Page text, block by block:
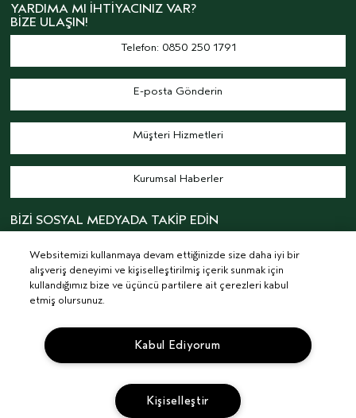
YARDIMA MI İHTIYACINIZ VAR?
BIZE ULAŞIN!
Telefon: 0850 250 1791
E-posta Gönderin
Müşteri Hizmetleri
Kurumsal Haberler
BİZİ SOSYAL MEDYADA TAKİP EDİN
© AVEDA CORP. ŞARTLAR & KOŞULLARGIZLILIK POLITIKASI
İLGI ALANINA DAYALI REKLAMLARKVKK AYDINLATMA METNİ
KARIYERSITE ÇEREZLERINI YÖNET
Websitemizi kullanmaya devam ettiğinizde size daha iyi bir
alışveriş deneyimi ve kişiselleştirilmiş içerik sunmak için
kullandığımız bize ve üçüncü partilere ait çerezleri kabul
etmiş olursunuz.
Kabul Ediyorum
Kişiselleştir